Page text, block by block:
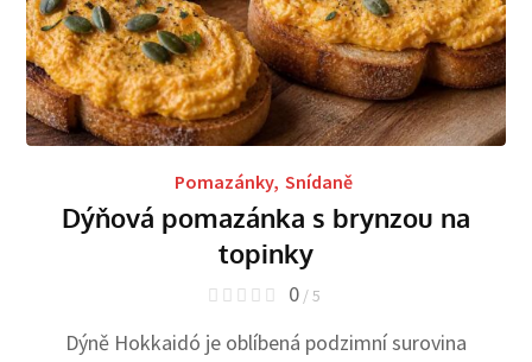
Pomazánky, Snídaně
Dýňová pomazánka s brynzou na
topinky
0 / 5
Dýně Hokkaidó je oblíbená podzimní surovina